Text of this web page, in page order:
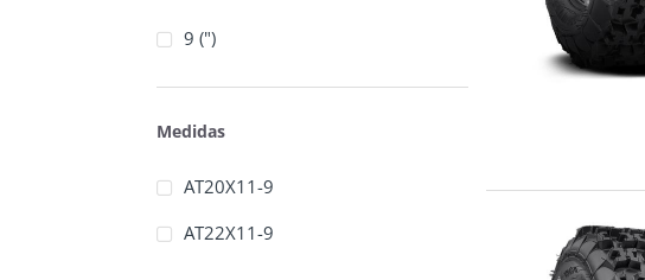
9 (")
Medidas
AT20X11-9
AT22X11-9